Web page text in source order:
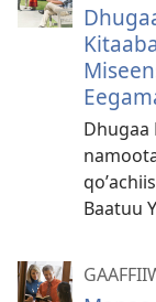
Dhugaa
Baatuu